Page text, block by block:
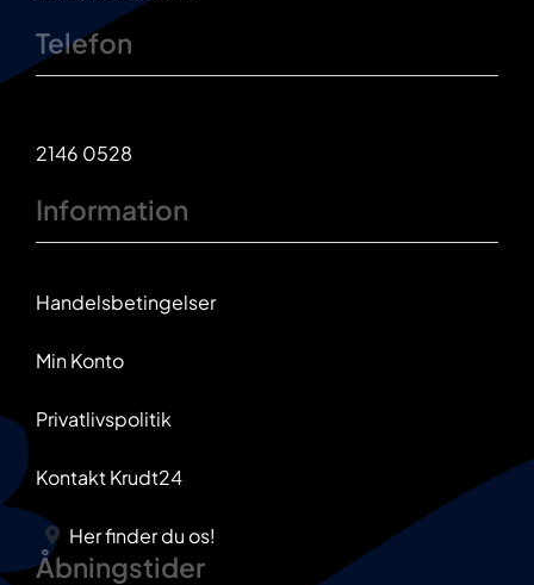
Telefon
2146 0528
Information
Handelsbetingelser
Min Konto
Privatlivspolitik
Kontakt Krudt24
Her finder du os!
Åbningstider